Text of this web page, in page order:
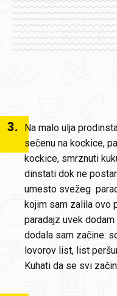
3.
Na malo ulja
sečenu na kockice,
kockice, smrznuti
dinstati dok ne
umesto svežeg
kojim sam zalila ovo
paradajz uvek
dodala sam začine:
lovorov list, list
Kuhati da se svi